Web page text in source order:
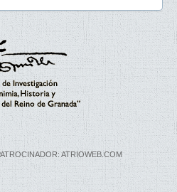
ATRIOWEB.COM